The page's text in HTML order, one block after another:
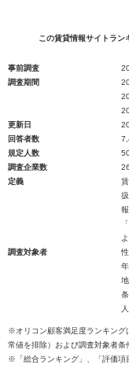
この賃貸情報サイトラン
事前調査
調査期間
更新日
回答者数
規定人数
調査企業数
定義
調査対象者
人
※オリコン顧客満足度ランキング
常値を排除）および調査対象者条
※「総合ランキング」、「評価項